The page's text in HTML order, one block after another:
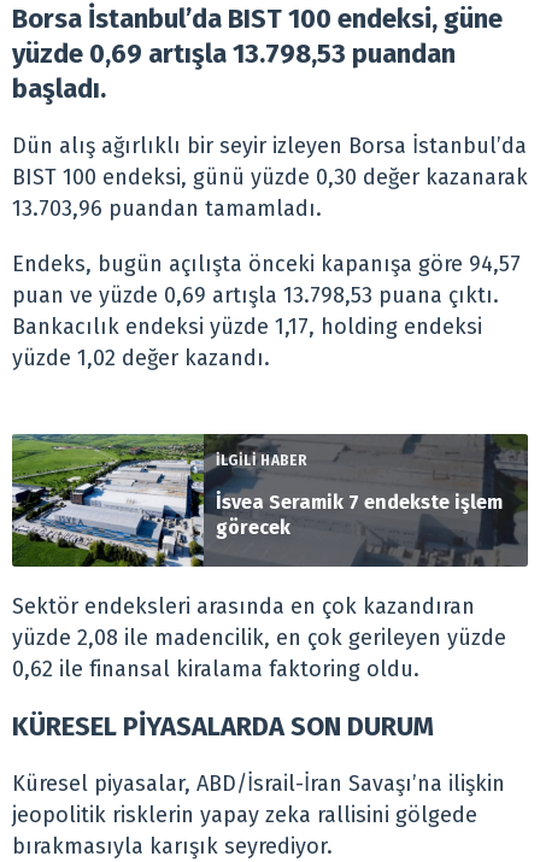
Borsa İstanbul’da BIST 100 endeksi, güne
yüzde 0,69 artışla 13.798,53 puandan
başladı.
Dün alış ağırlıklı bir seyir izleyen Borsa İstanbul’da
BIST 100 endeksi, günü yüzde 0,30 değer kazanarak
13.703,96 puandan tamamladı.
Endeks, bugün açılışta önceki kapanışa göre 94,57
puan ve yüzde 0,69 artışla 13.798,53 puana çıktı.
Bankacılık endeksi yüzde 1,17, holding endeksi
yüzde 1,02 değer kazandı.
İLGİLİ HABER
İsvea Seramik 7 endekste işlem
görecek
Sektör endeksleri arasında en çok kazandıran
yüzde 2,08 ile madencilik, en çok gerileyen yüzde
0,62 ile finansal kiralama faktoring oldu.
KÜRESEL PİYASALARDA SON DURUM
Küresel piyasalar, ABD/İsrail-İran Savaşı’na ilişkin
jeopolitik risklerin yapay zeka rallisini gölgede
bırakmasıyla karışık seyrediyor.